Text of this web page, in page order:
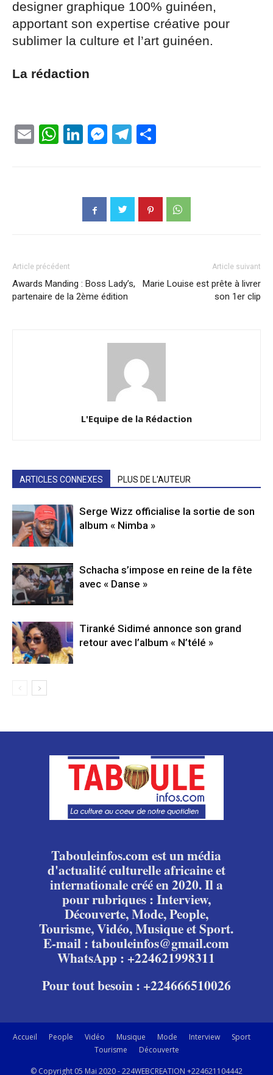
designer graphique 100% guinéen,
apportant son expertise créative pour
sublimer la culture et l’art guinéen.
La rédaction
EmailWhatsApp
LinkedIn
Messenger
Telegram
Article précédent
Awards Manding : Boss Lady’s,
partenaire de la 2ème édition
Article suivant
Marie Louise est prête à livrer
son 1er clip
L'Equipe de la Rédaction
ARTICLES CONNEXES PLUS DE L'AUTEUR
Serge Wizz officialise la sortie de son
album « Nimba »
Schacha s’impose en reine de la fête
avec « Danse »
Tiranké Sidimé annonce son grand
retour avec l’album « N’télé »
Tabouleinfos.com est un média
d'actualité culturelle africaine et
internationale créé en 2020. Il a
pour rubriques : Interview,
Découverte, Mode, People,
Tourisme, Vidéo, Musique et Sport.
E-mail : tabouleinfos@gmail.com
WhatsApp : +224621998311
Pour tout besoin : +224666510026
Accueil People Vidéo Musique Mode Interview
Sport
Tourisme
Découverte
© Copyright 05 Mai 2020 - 224WEBCREATION +224621104442